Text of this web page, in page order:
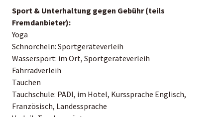
Sport & Unterhaltung gegen Gebühr (teils
Fremdanbieter):
Yoga
Schnorcheln: Sportgeräteverleih
Wassersport: im Ort, Sportgeräteverleih
Fahrradverleih
Tauchen
Tauchschule: PADI, im Hotel, Kurssprache Englisch,
Französisch, Landessprache